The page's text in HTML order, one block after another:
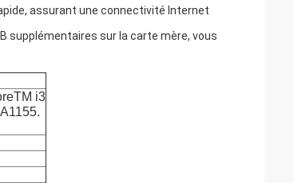
assurant une connectivité Internet
supplémentaires sur la carte mère, vous
i3